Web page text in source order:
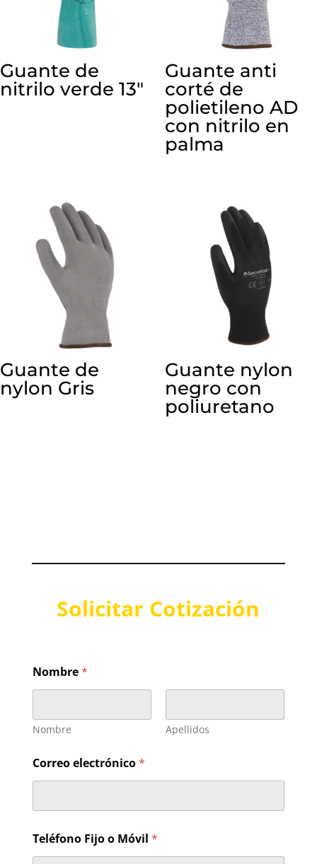
Guante de
nitrilo verde 13″
Guante anti
corté de
polietileno AD
con nitrilo en
palma
Guante de
nylon Gris
Guante nylon
negro con
poliuretano
Solicitar Cotización
Nombre*
Nombre Apellidos
Correo electrónico*
ó
v
Teléfono Fijo o Móvil *